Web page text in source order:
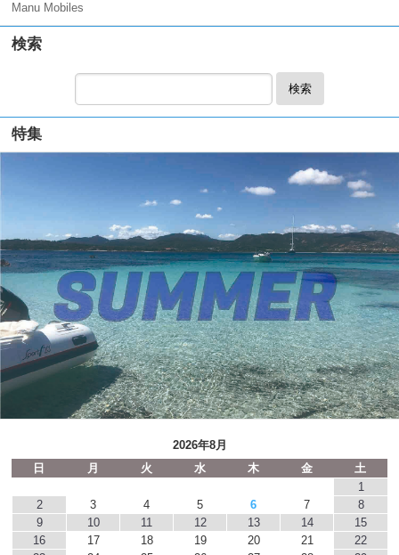
Manu Mobiles
検索
検索
特集
2026年8月
日
月 火 水 木 金
土
1
2
3 4 5 6 7
8
9
10 11 12 13 14
15
16
17 18 19 20 21
22